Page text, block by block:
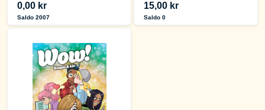
0,00 kr
Saldo 2007
15,00 kr
Saldo 0